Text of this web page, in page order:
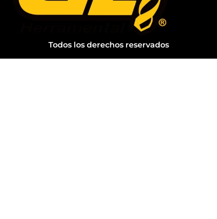
Todos los derechos reservados